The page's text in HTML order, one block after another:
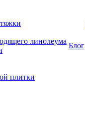
линолеума
плитки
Блог